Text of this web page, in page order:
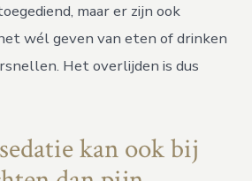
maar er zijn ook
wél geven van eten of drinken
Het overlijden is dus
kan ook bij